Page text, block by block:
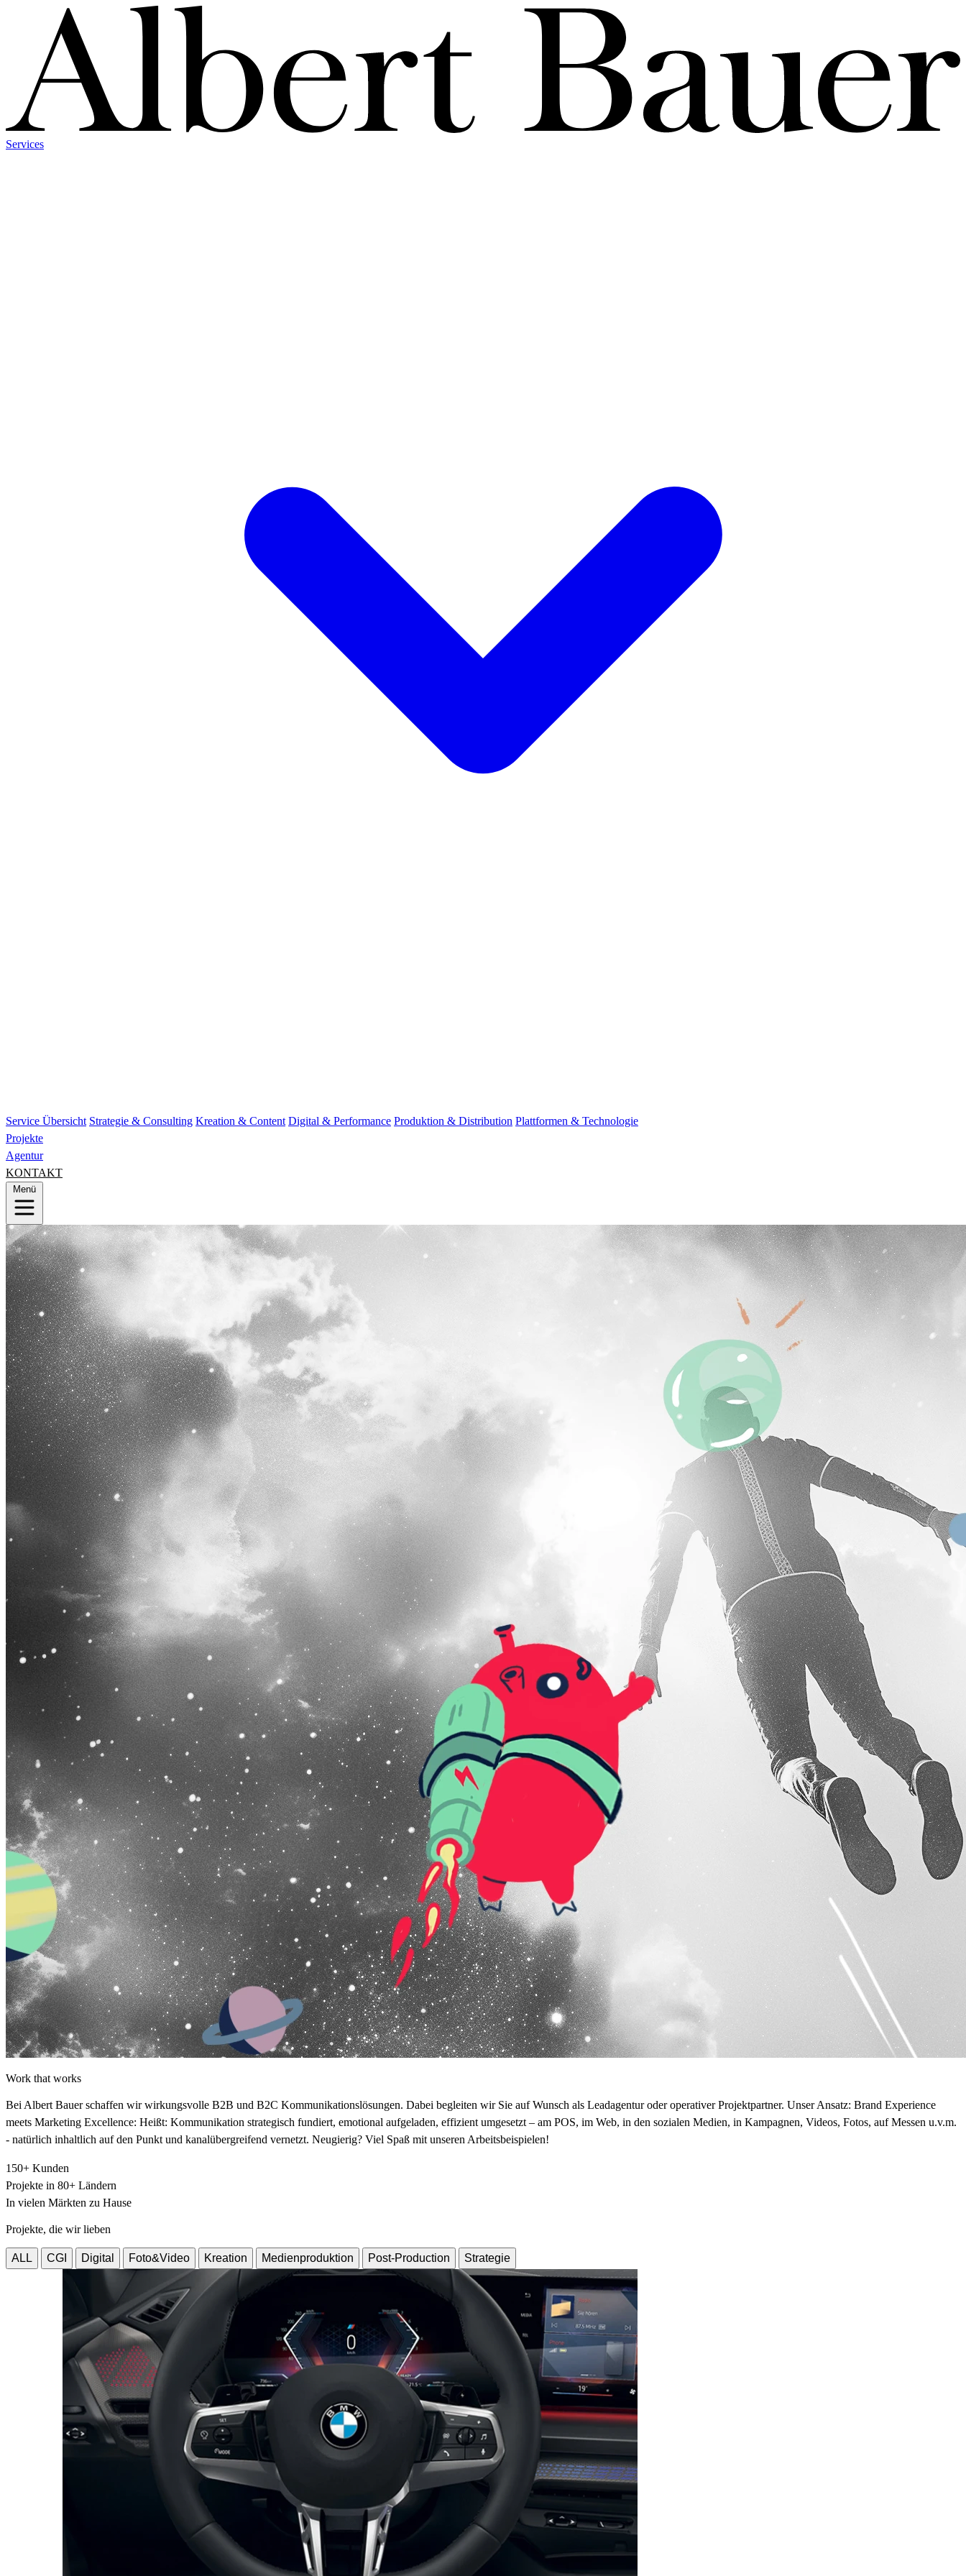
Services
Service Übersicht Strategie & Consulting Kreation & Content Digital & Performance Produktion & Distribution Plattformen & Technologie
Projekte
Agentur
KONTAKT
Menü
Work that works
Bei Albert Bauer schaffen wir wirkungsvolle B2B und B2C Kommunikationslösungen. Dabei begleiten wir Sie auf Wunsch als Leadagentur oder operativer Projektpartner. Unser Ansatz: Brand Experience
meets Marketing Excellence: Heißt: Kommunikation strategisch fundiert, emotional aufgeladen, effizient umgesetzt – am POS, im Web, in den sozialen Medien, in Kampagnen, Videos, Fotos, auf Messen u.v.m.
- natürlich inhaltlich auf den Punkt und kanalübergreifend vernetzt. Neugierig? Viel Spaß mit unseren Arbeitsbeispielen!
150+ Kunden
Projekte in 80+ Ländern
In vielen Märkten zu Hause
Projekte, die wirlieben
ALL CGI Digital Foto&Video Kreation Medienproduktion Post-Production Strategie